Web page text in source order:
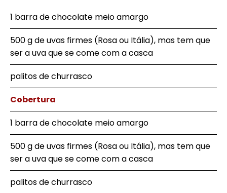
1 barra de chocolate meio amargo
500 g de uvas firmes (Rosa ou Itália), mas tem que
ser a uva que se come com a casca
palitos de churrasco
Cobertura
1 barra de chocolate meio amargo
500 g de uvas firmes (Rosa ou Itália), mas tem que
ser a uva que se come com a casca
palitos de churrasco